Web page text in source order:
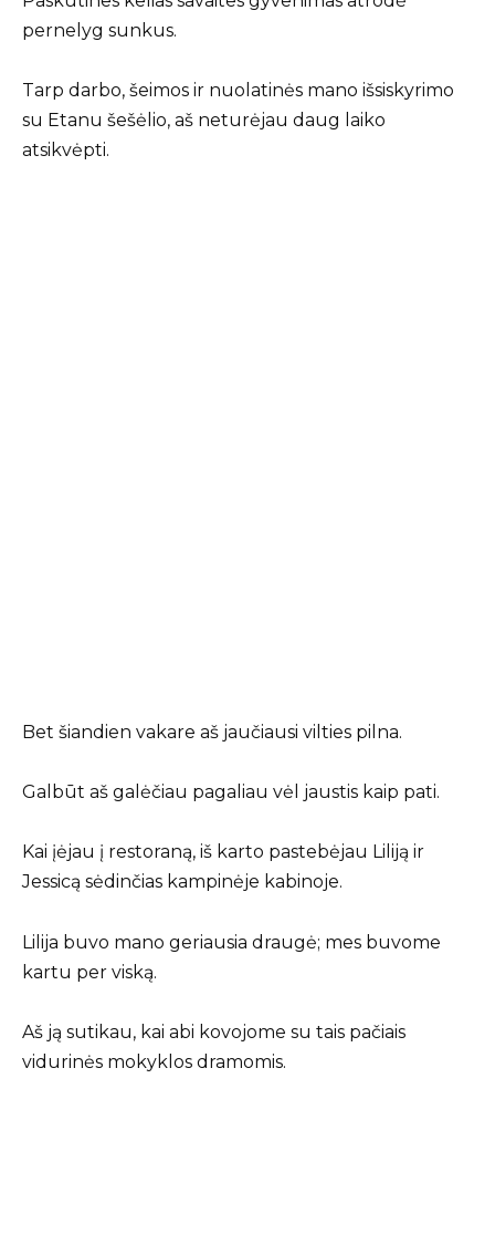
pernelyg sunkus.
Tarp darbo, šeimos ir nuolatinės mano išsiskyrimo
su Etanu šešėlio, aš neturėjau daug laiko
atsikvėpti.
Bet šiandien vakare aš jaučiausi vilties pilna.
Galbūt aš galėčiau pagaliau vėl jaustis kaip pati.
Kai įėjau į restoraną, iš karto pastebėjau Liliją ir
Jessicą sėdinčias kampinėje kabinoje.
Lilija buvo mano geriausia draugė; mes buvome
kartu per viską.
Aš ją sutikau, kai abi kovojome su tais pačiais
vidurinės mokyklos dramomis.